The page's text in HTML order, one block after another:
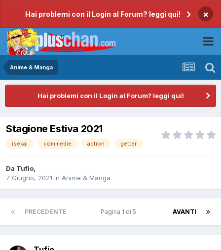
Hai problemi con il Login al Forum? leggi qui! ×
Anime & Manga
Hai problemi con il Login al Forum? leggi qui!
Stagione Estiva 2021
isekai commedie action getter
Da Tufio,
7 Giugno, 2021 in Anime & Manga
PRECEDENTE AVANTI
Pagina 1 di 5